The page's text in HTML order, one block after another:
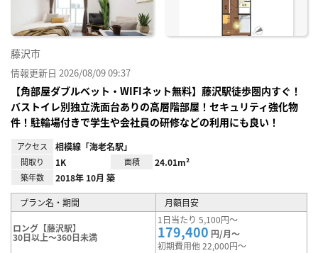
藤沢市
情報更新日 2026/08/09 09:37
【角部屋ダブルベット・WIFIネット無料】藤沢駅徒歩圏内すぐ！
バストイレ別独立洗面台ありの高層階部屋！セキュリティ強化物
件！駐輪場付きで学生や会社員の研修などの利用にも良い！
アクセス 相模線「海老名駅」
間取り 1K 面積 24.01m²
築年数 2018年 10月 築
プラン名・期間 月額目安
ロング【藤沢駅】
30日以上～360日未満
1日当たり 5,100円～
179,400 円/月～
初期費用他 22,000円～